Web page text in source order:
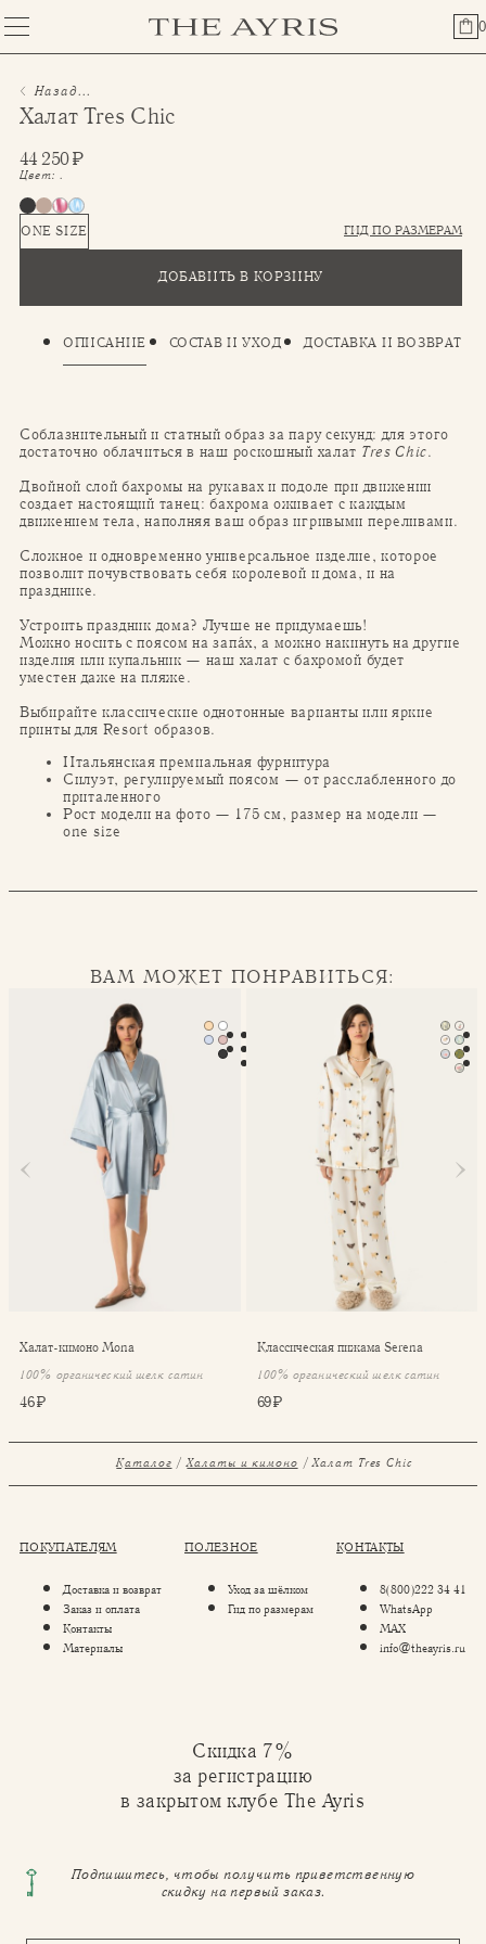
0
Назад...
Халат Tres Chic
44 250₽
Цвет:.
ONE SIZE ГИД ПО РАЗМЕРАМ
ДОБАВИТЬ В КОРЗИНУ
ОПИСАНИЕ СОСТАВ И УХОД ДОСТАВКА И ВОЗВРАТ
Соблазнительный и статный образ за пару секунд: для этого
достаточно облачиться в наш роскошный халат Tres Chic.
Двойной слой бахромы на рукавах и подоле при движении
создает настоящий танец: бахрома оживает с каждым
движением тела, наполняя ваш образ игривыми переливами.
Сложное и одновременно универсальное изделие, которое
позволит почувствовать себя королевой и дома, и на
празднике.
Устроить праздник дома? Лучше не придумаешь!
Можно носить с поясом на запа́х, а можно накинуть на другие
изделия или купальник — наш халат с бахромой будет
уместен даже на пляже.
Выбирайте классические однотонные варианты или яркие
принты для Resort образов.
Итальянская премиальная фурнитура
Силуэт, регулируемый поясом — от расслабленного до
приталенного
Рост модели на фото — 175 см, размер на модели —
one size
ВАМ МОЖЕТ ПОНРАВИТЬСЯ:
Халат-кимоно Mona
Халат-кимоно Mona
100% органический шелк сатин
46 ₽
Классическая пижама
Классическая пижама Serena
100% органический шелк сатин
69 ₽
Каталог Халаты и кимоно Халат Tres Chic
ПОКУПАТЕЛЯМ
Доставка и возврат
Заказ и оплата
Контакты
Материалы
ПОЛЕЗНОЕ
Уход за шёлком
Гид по размерам
КОНТАКТЫ
8(800)222 34 41
WhatsApp
MAX
info@theayris.ru
Скидка 7%
за регистрацию
в закрытом клубе The Ayris
Подпишитесь, чтобы получить приветственную
скидку на первый заказ.